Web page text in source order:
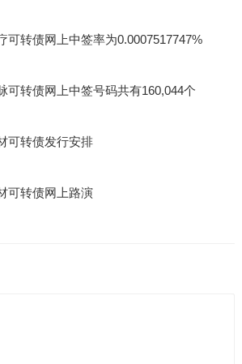
可转债网上中签率为0.0007517747%
可转债网上中签号码共有160,044个
可转债发行安排
可转债网上路演